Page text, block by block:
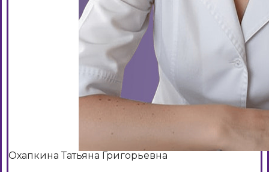
Охапкина Татьяна Григорьевна